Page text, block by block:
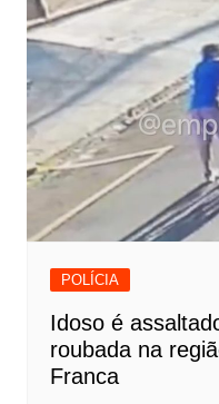
POLÍCIA
Idoso é
roubada na
Franca